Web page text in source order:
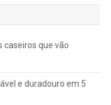
caseiros que vão
e duradouro em 5